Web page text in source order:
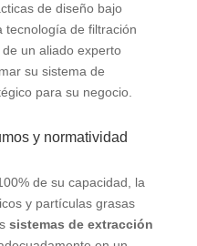
de diseño bajo
tecnología de filtración
un aliado experto
su sistema de
para su negocio.
y normatividad
de su capacidad, la
y partículas grasas
sistemas de extracción